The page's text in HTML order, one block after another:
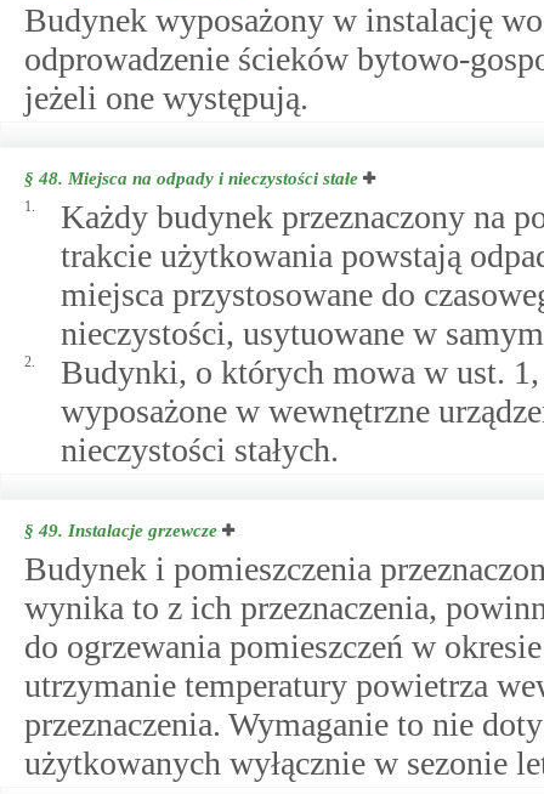
Budynek wyposażony w instalację
odprowadzenie ścieków bytowo-
jeżeli one występują.
§ 48. Miejsca na odpady i nieczystości stałe
1.
Każdy budynek przeznaczony na
trakcie użytkowania powstają
miejsca przystosowane do
nieczystości, usytuowane w
2.
Budynki, o których mowa w ust.
wyposażone w wewnętrzne
nieczystości stałych.
§ 49. Instalacje grzewcze
Budynek i pomieszczenia
wynika to z ich przeznaczenia,
do ogrzewania pomieszczeń w
utrzymanie temperatury powietrza
przeznaczenia. Wymaganie to nie
użytkowanych wyłącznie w sezonie